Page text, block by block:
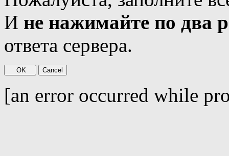
И не нажимайте по два
ответа сервера.
[an error occurred while